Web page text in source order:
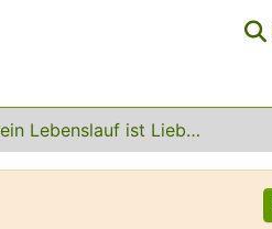
Mein Lebenslauf ist Lieb und Lust